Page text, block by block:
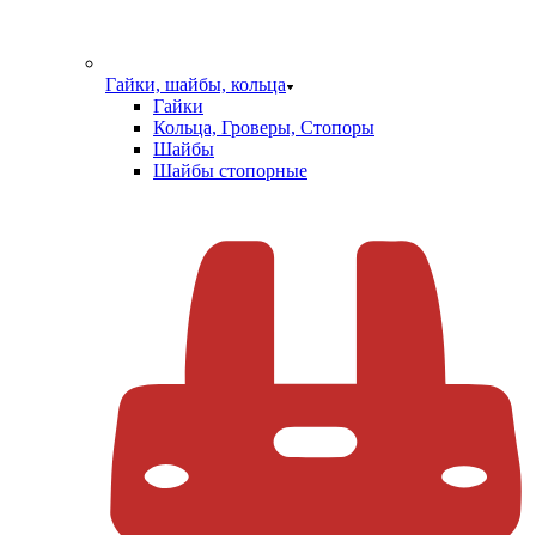
Гайки, шайбы, кольца
Гайки
Кольца, Гроверы, Стопоры
Шайбы
Шайбы стопорные